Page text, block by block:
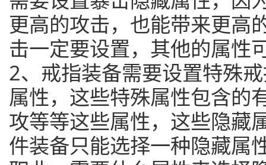
更高的攻击，也能带来更高
击一定要设置，其他的属性
2、戒指装备需要设置特殊
属性，这些特殊属性包含的
攻等等这些属性，这些隐藏
件装备只能选择一种隐藏属